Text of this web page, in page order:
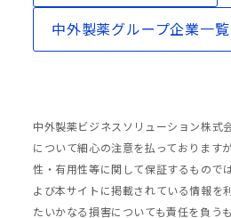
中外製薬グループ企業一覧
中外製薬ビジネスソリューション株式
について細心の注意を払っております
性・有用性等に関して保証するもので
よび本サイトに掲載されている情報を
たいかなる損害についても責任を負う